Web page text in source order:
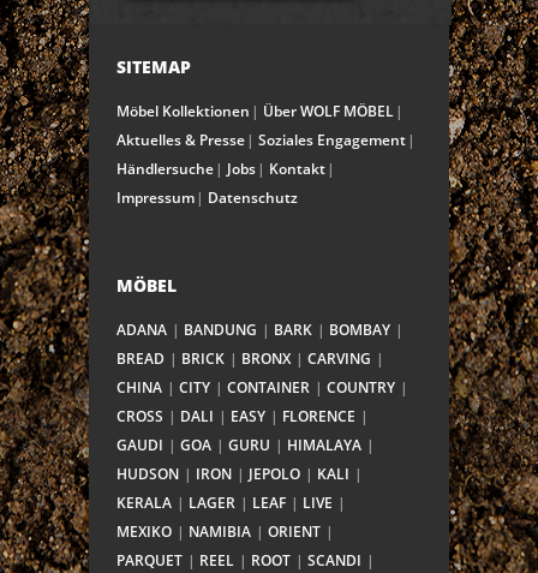
SITEMAP
Möbel Kollektionen
Über WOLF MÖBEL
Aktuelles & Presse
Soziales Engagement
Händlersuche
Jobs
Kontakt
Impressum
Datenschutz
MÖBEL
ADANA BANDUNG BARK
BOMBAY
BREAD
BRICK BRONX
CARVING
CHINA
CITY CONTAINER
COUNTRY
CROSS
DALI EASY
FLORENCE
GAUDI
GOA GURU
HIMALAYA
HUDSON
IRON JEPOLO
KALI
KERALA
LAGER LEAF
LIVE
MEXIKO
NAMIBIA
ORIENT
PARQUET
REEL ROOT
SCANDI